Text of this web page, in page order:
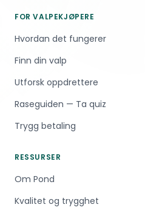
FOR VALPEKJØPERE
Hvordan det fungerer
Finn din valp
Utforsk oppdrettere
Raseguiden — Ta quiz
Trygg betaling
RESSURSER
Om Pond
Kvalitet og trygghet